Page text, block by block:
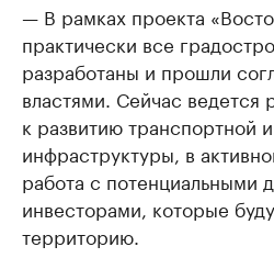
— В рамках проекта
практически все
разработаны и прошли
властями. Сейчас ведется
к развитию транспортной
инфраструктуры, в
работа с потенциальными
инвесторами, которые
территорию.